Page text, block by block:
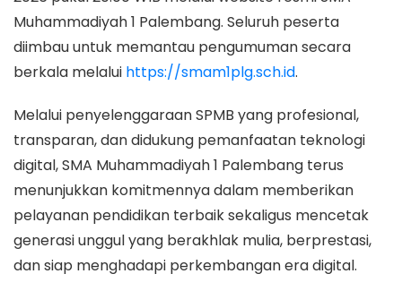
Muhammadiyah 1 Palembang. Seluruh peserta
diimbau untuk memantau pengumuman secara
berkala melalui https://smam1plg.sch.id.
Melalui penyelenggaraan SPMB yang profesional,
transparan, dan didukung pemanfaatan teknologi
digital, SMA Muhammadiyah 1 Palembang terus
menunjukkan komitmennya dalam memberikan
pelayanan pendidikan terbaik sekaligus mencetak
generasi unggul yang berakhlak mulia, berprestasi,
dan siap menghadapi perkembangan era digital.